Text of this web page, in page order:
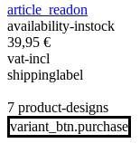
article_readon
availability-instock
39,95 €
vat-incl
shippinglabel
7 product-designs
variant_btn.purchase